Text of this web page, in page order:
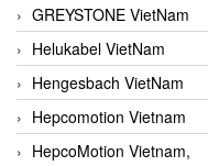
GREYSTONE VietNam
Helukabel VietNam
Hengesbach VietNam
Hepcomotion Vietnam
HepcoMotion Vietnam,